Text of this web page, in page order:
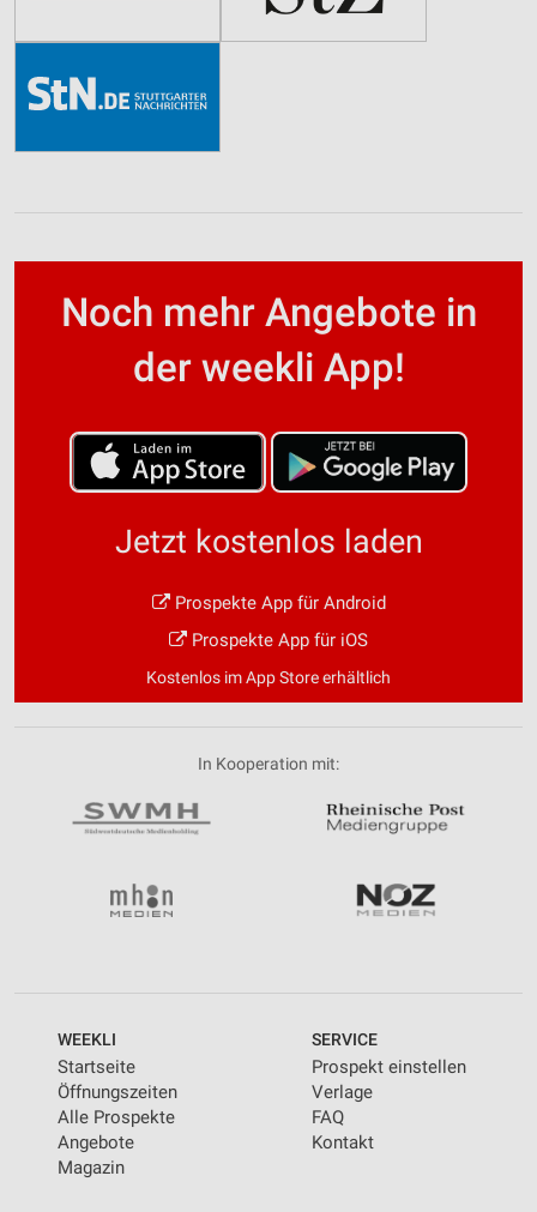
Noch mehr Angebote in
der weekli App!
Jetzt kostenlos laden
Prospekte App für Android
Prospekte App für iOS
Kostenlos im App Store erhältlich
In Kooperation mit:
WEEKLI
Startseite
Öffnungszeiten
Alle Prospekte
Angebote
Magazin
SERVICE
Prospekt einstellen
Verlage
FAQ
Kontakt